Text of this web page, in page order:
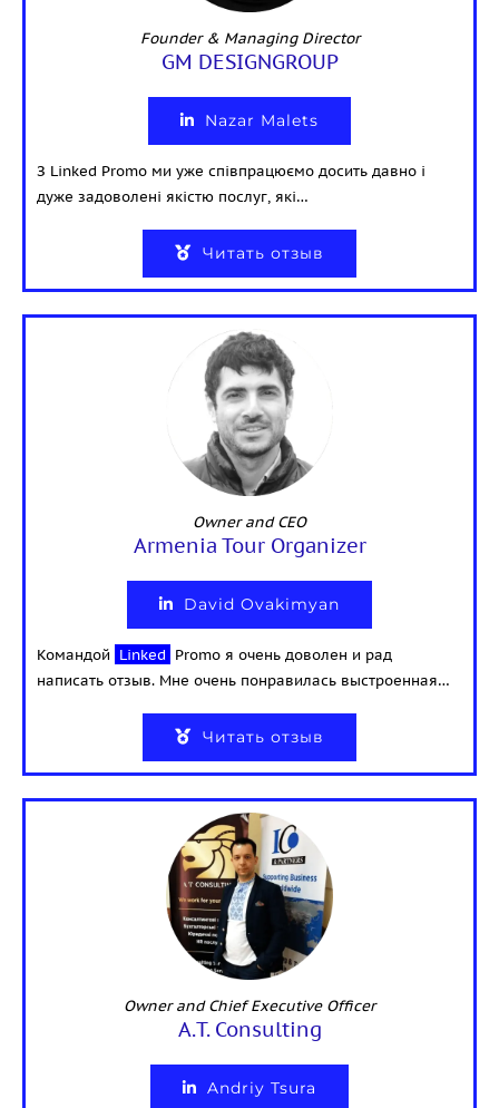
Founder & Managing Director
GM DESIGNGROUP
Nazar Malets
З Linked Promo ми уже співпрацюємо досить давно і
дуже задоволені якістю послуг, які…
Читать отзыв
Owner and CEO
Armenia Tour Organizer
David Ovakimyan
Командой Linked Promo я очень доволен и рад
написать отзыв. Мне очень понравилась выстроенная…
Читать отзыв
Owner and Сhief Executive Officer
A.T. Consulting
Andriy Tsura